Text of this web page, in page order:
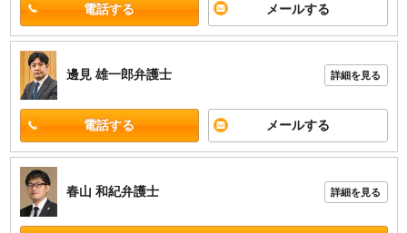
電話する メールする
邊見 雄一郎弁護士 詳細を見る
電話する メールする
春山 和紀弁護士 詳細を見る